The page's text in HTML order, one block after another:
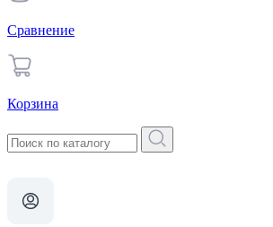
Сравнение
Корзина